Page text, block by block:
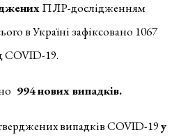
ПЛР-дослідженням
в Україні зафіксовано 1067
COVID-19.
994нових випадків.
випадків COVID-19у